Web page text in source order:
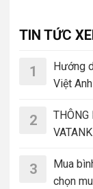
TIN TỨC
1
Hướng
Việt
2
THÔNG
VATANK
3
Mua
chọn